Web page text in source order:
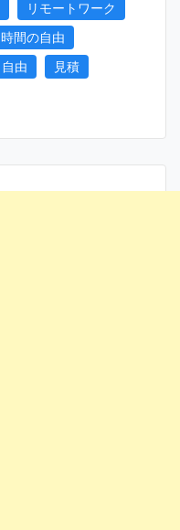
リモートワーク
時間の自由
自由
見積